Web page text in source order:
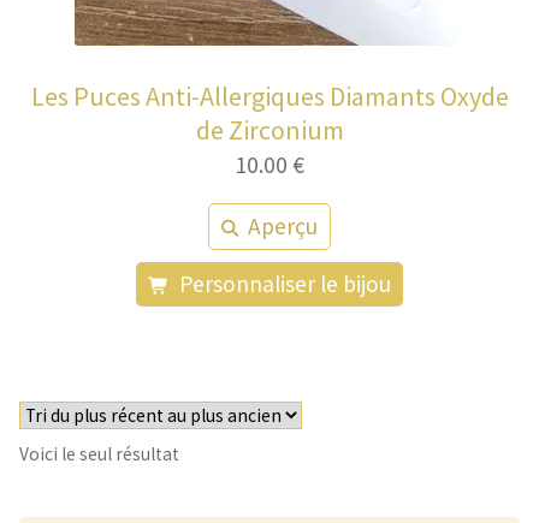
Les Puces Anti-Allergiques Diamants Oxyde
de Zirconium
10.00 €
Aperçu
Personnaliser le bijou
produit
peuvent
Voici le seul résultat